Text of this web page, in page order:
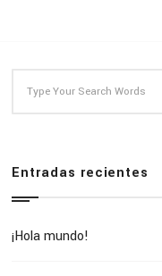
Entradas recientes
¡Hola mundo!